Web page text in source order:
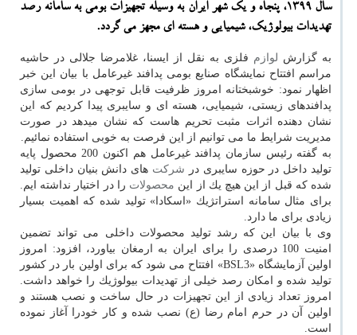
سال 1399، پنجاه و یك شهر ایران به وسیله تجهیزات بومی به سامانه رصد
تهدیدات بیولوژیك، شیمیایی و هسته ای مجهز می گردد.
به گزارش لوازم فلزی به نقل از ایسنا، غلامرضا جلالی در حاشیه
مراسم افتتاح نمایشگاه صنایع بومی پدافند غیرعامل با بیان این خبر
اظهار نمود: خوشبختانه امروز ظرفیت قابل توجهی در بومی سازی
پدافندهای زیستی، شیمیایی، هسته ای و سایبری پیدا كردیم كه این
نشان دهنده اثرات مثبت تحریم هاست كه نشان میدهد در صورت
مدیریت شرایط ما می توانیم از این فرصت به خوبی استفاده نمائیم.
به گفته رئیس سازمان پدافند غیرعامل هم اكنون 200 محصول پایه
تولید داخل در حوزه سایبری در شركت های دانش بنیان داخلی تولید
شده كه قبل از این هیچ یك از این محصولات را در اختیار نداشته ایم.
برای مثال سامانه استراتژیك «اسكادا» تولید شده كه اهمیت بسیار
زیادی برای ما دارد.
وی با بیان این كه رشد تولید محصولات داخلی می تواند تضمین
امنیت 100 درصدی را برای ایران به ارمغان بیاورد، افزود: امروز
اولین آزمایشگاه «BSL3» افتتاح می شود كه برای اولین بار در كشور
تولید شده و امكان رصد خیلی از تهدیدات بیولوژیك را خواهد داشت.
امروز تعداد زیادی از این تجهیزات در حال ساخت و نصب هستند و
اولین آن در حرم امام رضا (ع) نصب شده و كار خودرا آغاز نموده
است.